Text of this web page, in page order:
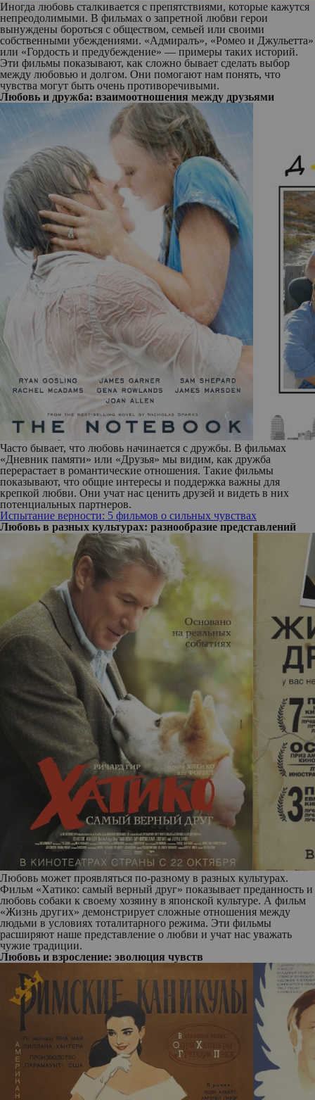
Иногда любовь сталкивается с препятствиями, которые кажутся
непреодолимыми. В фильмах о запретной любви герои
вынуждены бороться с обществом, семьей или своими
собственными убеждениями. «Адмиралъ», «Ромео и Джульетта»
или «Гордость и предубеждение» — примеры таких историй.
Эти фильмы показывают, как сложно бывает сделать выбор
между любовью и долгом. Они помогают нам понять, что
чувства могут быть очень противоречивыми.
Любовь и дружба: взаимоотношения между друзьями
Часто бывает, что любовь начинается с дружбы. В фильмах
«Дневник памяти» или «Друзья» мы видим, как дружба
перерастает в романтические отношения. Такие фильмы
показывают, что общие интересы и поддержка важны для
крепкой любви. Они учат нас ценить друзей и видеть в них
потенциальных партнеров.
Испытание верности: 5 фильмов о сильных чувствах
Любовь в разных культурах: разнообразие представлений
Любовь может проявляться по-разному в разных культурах.
Фильм «Хатико: самый верный друг» показывает преданность и
любовь собаки к своему хозяину в японской культуре. А фильм
«Жизнь других» демонстрирует сложные отношения между
людьми в условиях тоталитарного режима. Эти фильмы
расширяют наше представление о любви и учат нас уважать
чужие традиции.
Любовь и взросление: эволюция чувств